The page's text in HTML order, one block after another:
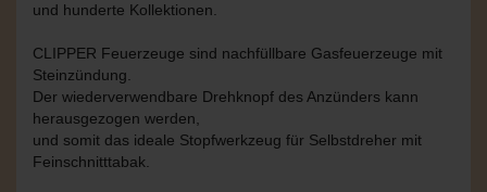
und hunderte Kollektionen.
CLIPPER Feuerzeuge sind nachfüllbare Gasfeuerzeuge mit
Steinzündung.
Der wiederverwendbare Drehknopf des Anzünders kann
herausgezogen werden,
und somit das ideale Stopfwerkzeug für Selbstdreher mit
Feinschnitttabak.